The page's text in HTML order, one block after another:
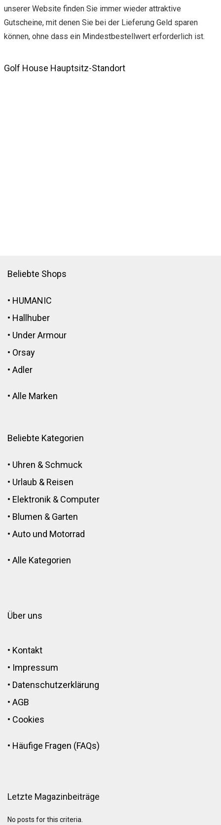
unserer Website finden Sie immer wieder attraktive
Gutscheine, mit denen Sie bei der Lieferung Geld sparen
können, ohne dass ein Mindestbestellwert erforderlich ist.
Golf House Hauptsitz-Standort
Beliebte Shops
• HUMANIC
• Hallhuber
• Under Armour
• Orsay
• Adler
• Alle Marken
Beliebte Kategorien
• Uhren & Schmuck
• Urlaub & Reisen
• Elektronik & Computer
• Blumen & Garten
• Auto und Motorrad
• Alle Kategorien
Über uns
• Kontakt
• Impressum
• Datenschutzerklärung
• AGB
• Cookies
• Häufige Fragen (FAQs)
Letzte Magazinbeiträge
No posts for this criteria.